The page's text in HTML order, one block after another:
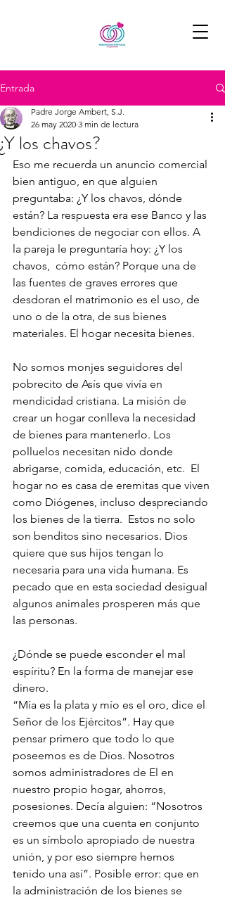
Entrada
¿Y los chavos?
Padre Jorge Ambert, S.J.
26 may 2020 3 min de lectura
Eso me recuerda un anuncio comercial
bien antiguo, en que alguien
preguntaba: ¿Y los chavos, dónde
están? La respuesta era ese Banco y las
bendiciones de negociar con ellos. A
la pareja le preguntaría hoy: ¿Y los
chavos,  cómo están? Porque una de
las fuentes de graves errores que
desdoran el matrimonio es el uso, de
uno o de la otra, de sus bienes
materiales. El hogar necesita bienes.
No somos monjes seguidores del
pobrecito de Asís que vivía en
mendicidad cristiana. La misión de
crear un hogar conlleva la necesidad
de bienes para mantenerlo. Los
polluelos necesitan nido donde
abrigarse, comida, educación, etc.  El
hogar no es casa de eremitas que viven
como Diógenes, incluso despreciando
los bienes de la tierra.  Estos no solo
son benditos sino necesarios. Dios
quiere que sus hijos tengan lo
necesaria para una vida humana. Es
pecado que en esta sociedad desigual
algunos animales prosperen más que
las personas.
¿Dónde se puede esconder el mal
espíritu? En la forma de manejar ese
dinero.
“Mía es la plata y mío es el oro, dice el
Señor de los Ejércitos”. Hay que
pensar primero que todo lo que
poseemos es de Dios. Nosotros
somos administradores de El en
nuestro propio hogar, ahorros,
posesiones. Decía alguien: “Nosotros
creemos que una cuenta en conjunto
es un símbolo apropiado de nuestra
unión, y por eso siempre hemos
tenido una así”. Posible error: que en
la administración de los bienes se